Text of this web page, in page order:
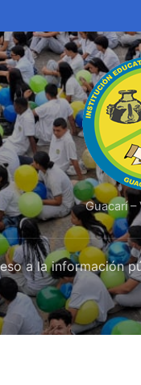
Guacarí –
a la información